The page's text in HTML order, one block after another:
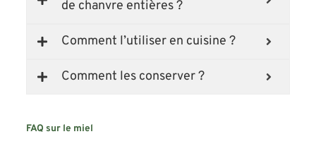
de chanvre entières ?
Comment l’utiliser en cuisine ?
Comment les conserver ?
FAQ sur le miel